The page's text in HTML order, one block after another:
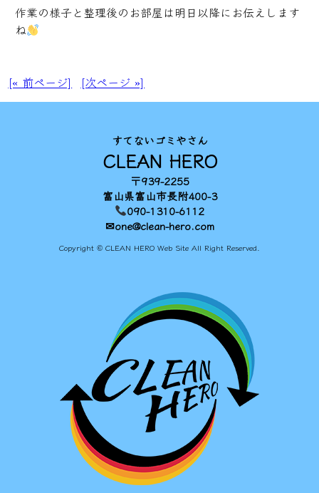
作業の様子と整理後のお部屋は明日以降にお伝えします
ね
[« 前ページ] [次ページ »]
すてないゴミやさん
CLEAN HERO
〒939-2255
富山県富山市長附400-3
090-1310-6112
✉one@clean-hero.com
Copyright © CLEAN HERO Web Site All Right Reserved.